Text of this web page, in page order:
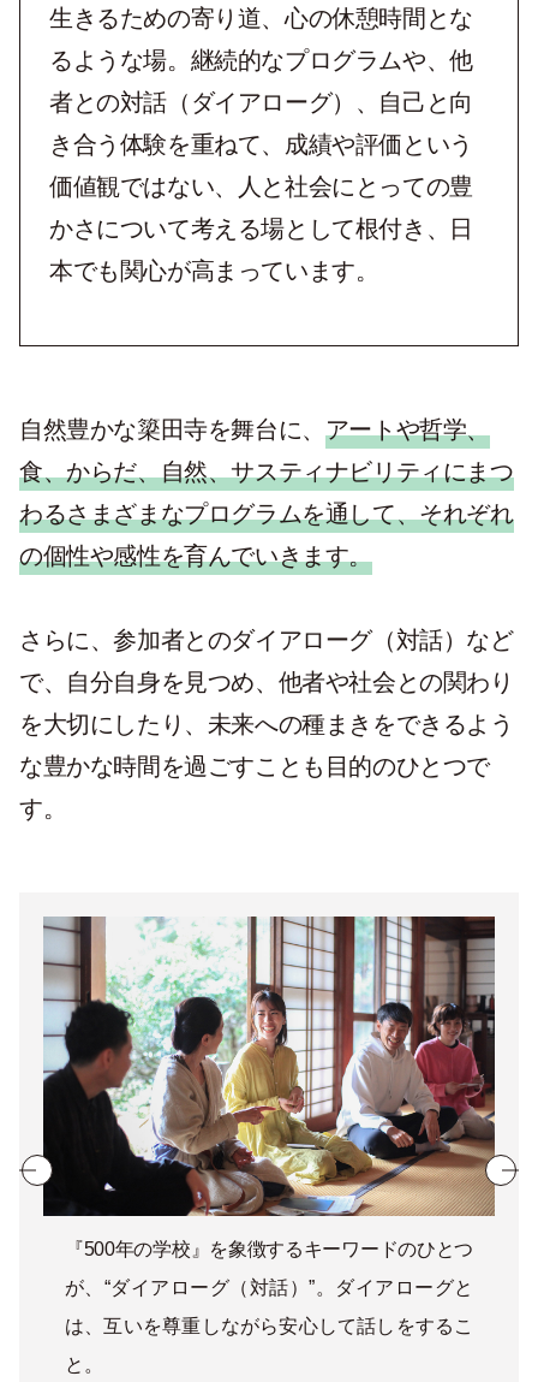
生きるための寄り道、心の休憩時間とな
るような場。継続的なプログラムや、他
者との対話（ダイアローグ）、自己と向
き合う体験を重ねて、成績や評価という
価値観ではない、人と社会にとっての豊
かさについて考える場として根付き、日
本でも関心が高まっています。
自然豊かな簗田寺を舞台に、 アートや哲学、
食、からだ、自然、サスティナビリティにまつ
わるさまざまなプログラムを通して、それぞれ
の個性や感性を育んでいきます。
さらに、参加者とのダイアローグ（対話）など
で、自分自身を見つめ、他者や社会との関わり
を大切にしたり、未来への種まきをできるよう
な豊かな時間を過ごすことも目的のひとつで
す。
『500年の学校』を象徴するキーワードのひとつ
が、“ダイアローグ（対話）”。ダイアローグと
は、互いを尊重しながら安心して話しをするこ
と。